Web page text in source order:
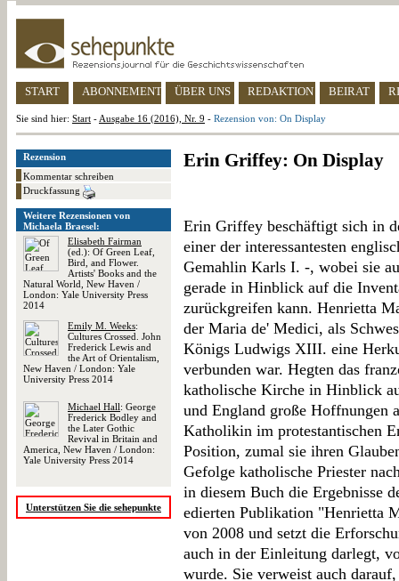
START ABONNEMENT ÜBER UNS REDAKTION BEIRAT
Sie sind hier: Start - Ausgabe 16 (2016), Nr. 9 - Rezension von: On Display
Rezension
Kommentar schreiben
Druckfassung
Weitere Rezensionen von
Michaela Braesel:
Elisabeth Fairman
(ed.): Of Green Leaf,
Bird, and Flower.
Artists' Books and the
Natural World, New Haven /
London: Yale University Press
2014
Emily M. Weeks:
Cultures Crossed. John
Frederick Lewis and
the Art of Orientalism,
New Haven / London: Yale
University Press 2014
Michael Hall: George
Frederick Bodley and
the Later Gothic
Revival in Britain and
America, New Haven / London:
Yale University Press 2014
Unterstützen Sie die sehepunkte
Erin Griffey: On Display
Erin Griffey beschäftigt sich in
einer der interessantesten
Gemahlin Karls I. -, wobei sie
gerade in Hinblick auf die
zurückgreifen kann. Henrietta
der Maria de' Medici, als
Königs Ludwigs XIII. eine
verbunden war. Hegten das
katholische Kirche in Hinblick
und England große Hoffnungen
Katholikin im protestantischen
Position, zumal sie ihren
Gefolge katholische Priester
in diesem Buch die Ergebnisse
edierten Publikation "Henrietta
von 2008 und setzt die
auch in der Einleitung darlegt,
wurde. Sie verweist auch